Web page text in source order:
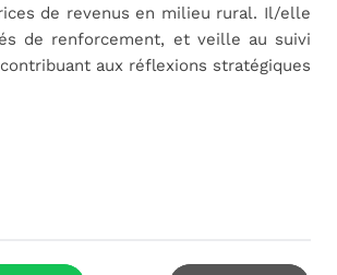
de revenus en milieu rural. Il/elle
de renforcement, et veille au suivi
aux réflexions stratégiques